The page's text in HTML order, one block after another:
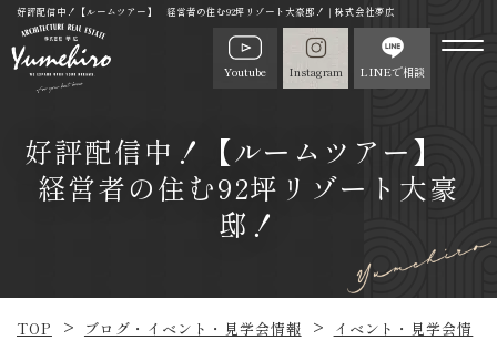
好評配信中！【ルームツアー】 経営者の住む92坪リゾート大豪邸！｜株式会社夢広
Youtube Instagram LINEで相談
好評配信中！【ルームツアー】
経営者の住む92坪リゾート大豪
邸！
TOP ブログ・イベント・見学会情報
イベント・見学会情